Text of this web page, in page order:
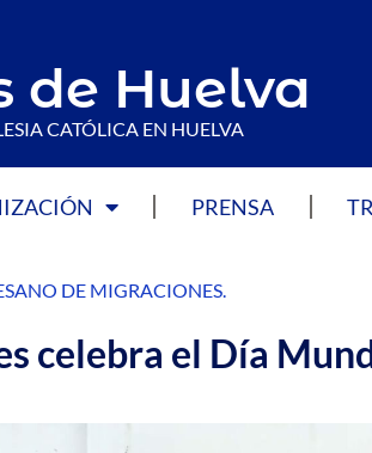
de Huelva
CATÓLICA EN HUELVA
PRENSA
DE MIGRACIONES.
celebra el Día